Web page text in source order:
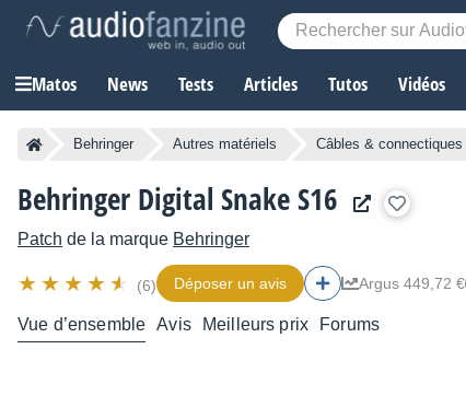
Matos News Tests Articles Tutos Vidéos
Behringer Autres matériels Câbles & connectiques
Behringer Digital Snake S16
Patch de la marque Behringer
(6) Déposer un avis Argus 449,72 €
Vue d’ensemble Avis Meilleurs prix Forums